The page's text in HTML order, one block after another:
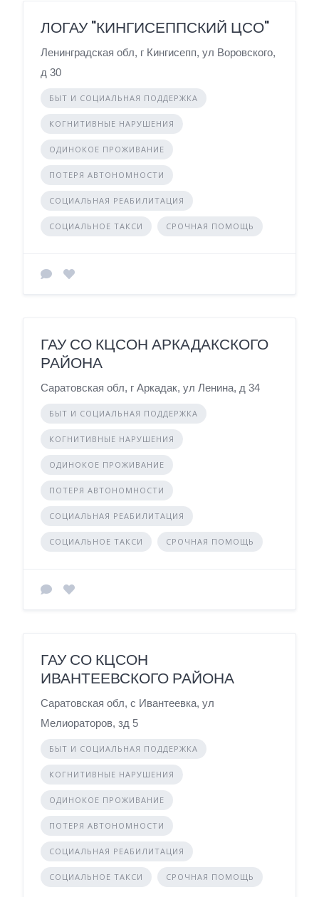
ЛОГАУ "КИНГИСЕППСКИЙ ЦСО"
Ленинградская обл, г Кингисепп, ул Воровского,
д 30
БЫТ И СОЦИАЛЬНАЯ ПОДДЕРЖКА
КОГНИТИВНЫЕ НАРУШЕНИЯ
ОДИНОКОЕ ПРОЖИВАНИЕ
ПОТЕРЯ АВТОНОМНОСТИ
СОЦИАЛЬНАЯ РЕАБИЛИТАЦИЯ
СОЦИАЛЬНОЕ ТАКСИ СРОЧНАЯ ПОМОЩЬ
ГАУ СО КЦСОН АРКАДАКСКОГО
РАЙОНА
Саратовская обл, г Аркадак, ул Ленина, д 34
БЫТ И СОЦИАЛЬНАЯ ПОДДЕРЖКА
КОГНИТИВНЫЕ НАРУШЕНИЯ
ОДИНОКОЕ ПРОЖИВАНИЕ
ПОТЕРЯ АВТОНОМНОСТИ
СОЦИАЛЬНАЯ РЕАБИЛИТАЦИЯ
СОЦИАЛЬНОЕ ТАКСИ СРОЧНАЯ ПОМОЩЬ
ГАУ СО КЦСОН
ИВАНТЕЕВСКОГО РАЙОНА
Саратовская обл, с Ивантеевка, ул
Мелиораторов, зд 5
БЫТ И СОЦИАЛЬНАЯ ПОДДЕРЖКА
КОГНИТИВНЫЕ НАРУШЕНИЯ
ОДИНОКОЕ ПРОЖИВАНИЕ
ПОТЕРЯ АВТОНОМНОСТИ
СОЦИАЛЬНАЯ РЕАБИЛИТАЦИЯ
СОЦИАЛЬНОЕ ТАКСИ СРОЧНАЯ ПОМОЩЬ